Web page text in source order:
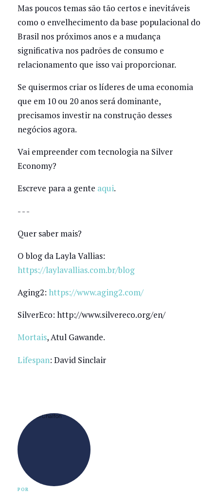
Mas poucos temas são tão certos e inevitáveis
como o envelhecimento da base populacional do
Brasil nos próximos anos e a mudança
significativa nos padrões de consumo e
relacionamento que isso vai proporcionar.
Se quisermos criar os líderes de uma economia
que em 10 ou 20 anos será dominante,
precisamos investir na construção desses
negócios agora.
Vai empreender com tecnologia na Silver
Economy?
Escreve para a gente aqui.
- - -
Quer saber mais?
O blog da Layla Vallias:
https://laylavallias.com.br/blog
Aging2: https://www.aging2.com/
SilverEco: http://www.silvereco.org/en/
Mortais, Atul Gawande.
Lifespan: David Sinclair
POR